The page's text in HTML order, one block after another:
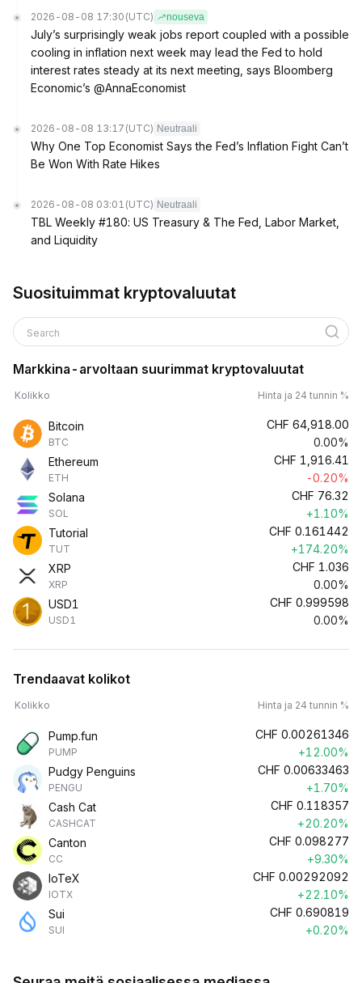
2026-08-08 17:30 (UTC) nouseva
July’s surprisingly weak jobs report coupled with a possible
cooling in inflation next week may lead the Fed to hold
interest rates steady at its next meeting, says Bloomberg
Economic’s @AnnaEconomist
2026-08-08 13:17 (UTC) Neutraali
Why One Top Economist Says the Fed’s Inflation Fight Can’t
Be Won With Rate Hikes
2026-08-08 03:01 (UTC) Neutraali
TBL Weekly #180: US Treasury & The Fed, Labor Market,
and Liquidity
Suosituimmat kryptovaluutat
Search
Markkina-arvoltaan suurimmat kryptovaluutat
Kolikko Hinta ja 24 tunnin %
Bitcoin
BTC
CHF 64,918.00
0.00%
Ethereum
ETH
CHF 1,916.41
-0.20%
Solana
SOL
CHF 76.32
+1.10%
Tutorial
TUT
CHF 0.161442
+174.20%
XRP
XRP
CHF 1.036
0.00%
USD1
USD1
CHF 0.999598
0.00%
Trendaavat kolikot
Kolikko Hinta ja 24 tunnin %
Pump.fun
PUMP
CHF 0.00261346
+12.00%
Pudgy Penguins
PENGU
CHF 0.00633463
+1.70%
Cash Cat
CASHCAT
CHF 0.118357
+20.20%
Canton
CC
CHF 0.098277
+9.30%
IoTeX
IOTX
CHF 0.00292092
+22.10%
Sui
SUI
CHF 0.690819
+0.20%